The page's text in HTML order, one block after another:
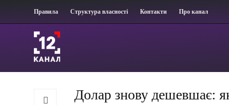
Правила Структура власності Контакти Про канал
Долар знову дешевшає: